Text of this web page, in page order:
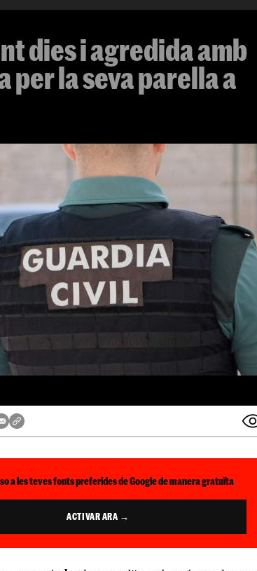
dies i agredida amb
per la seva parella a
a les teves fonts preferides de Google de manera gratuïta
ACTIVAR ARA →